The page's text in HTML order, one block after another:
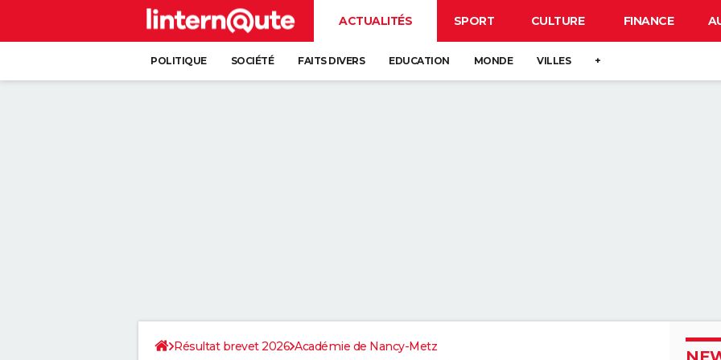
ACTUALITÉS SPORT CULTURE FINANCE
POLITIQUE SOCIÉTÉ FAITS DIVERS EDUCATION MONDE VILLES +
Résultat brevet 2026 Académie de Nancy-Metz